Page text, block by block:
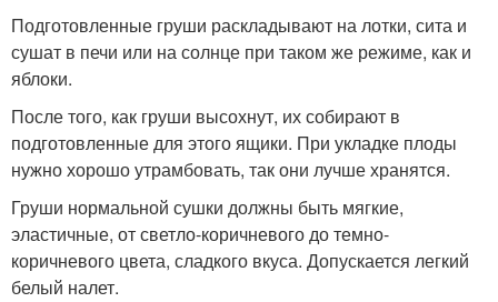
Подготовленные груши раскладывают на лотки, сита и
сушат в печи или на солнце при таком же режиме, как и
яблоки.
После того, как груши высохнут, их собирают в
подготовленные для этого ящики. При укладке плоды
нужно хорошо утрамбовать, так они лучше хранятся.
Груши нормальной сушки должны быть мягкие,
эластичные, от светло-коричневого до темно-
коричневого цвета, сладкого вкуса. Допускается легкий
белый налет.